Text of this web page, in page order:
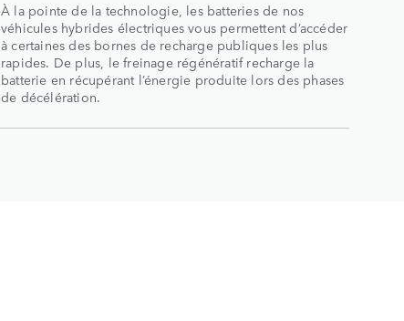
À la pointe de la technologie, les batteries de nos
véhicules hybrides électriques vous permettent d’accéder
à certaines des bornes de recharge publiques les plus
rapides. De plus, le freinage régénératif recharge la
batterie en récupérant l’énergie produite lors des phases
de décélération.